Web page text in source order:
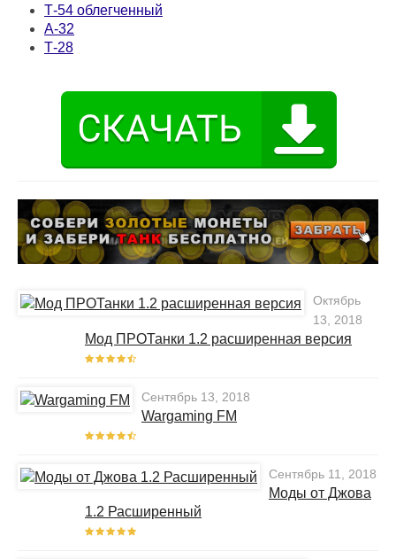
Т-54 облегченный
А-32
Т-28
Октябрь
13, 2018
Мод ПРОТанки 1.2 расширенная версия
Сентябрь 13, 2018
Wargaming FM
Сентябрь 11, 2018
Моды от Джова
1.2 Расширенный